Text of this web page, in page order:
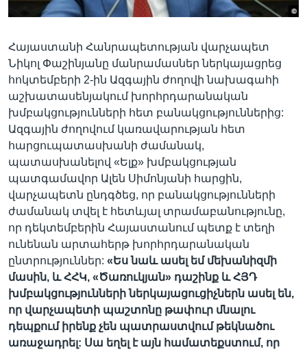
Հայաստանի Հանրապետության վարչապետ
Նիկոլ Փաշինյանը մանրամասներ ներկայացրեց
հոկտեմբերի 2-ին Ազգային ժողովի նախագահի
աշխատասենյակում խորհրդարանական
խմբակցությունների հետ բանակցություններից:
Ազգային ժողովում կառավարության հետ
հարցուպատասխանի ժամանակ,
պատասխանելով «Ելք» խմբակցության
պատգամավոր Ալեն Սիմոնյանի հարցին,
վարչապետն ընդգծեց, որ բանակցությունների
ժամանակ տվել է հետևյալ տրամաբանությունը,
որ դեկտեմբերին Հայաստանում պետք է տեղի
ունենան արտահերթ խորհրդարանական
ընտրություններ: «Ես նաև ասել եմ մեխանիզմի
մասին, և ՀՀԿ, «Ծառուկյան» դաշինք և ՀՅԴ
խմբակցությունների ներկայացուցիչներն ասել են,
որ վարչապետի պաշտոնը թափուր մնալու
դեպքում իրենք չեն պատրաստվում թեկնածու
առաջադրել: Սա եղել է այն համատեքստում, որ